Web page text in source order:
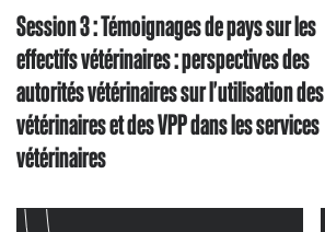
Session 3 : Témoignages de pays sur les
effectifs vétérinaires : perspectives des
autorités vétérinaires sur l'utilisation des
vétérinaires et des VPP dans les services
vétérinaires